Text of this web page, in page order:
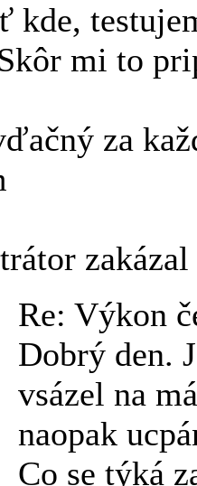
kde,
mi to
za
Re: Výkon
Dobrý den.
vsázel na
naopak
Co se týká